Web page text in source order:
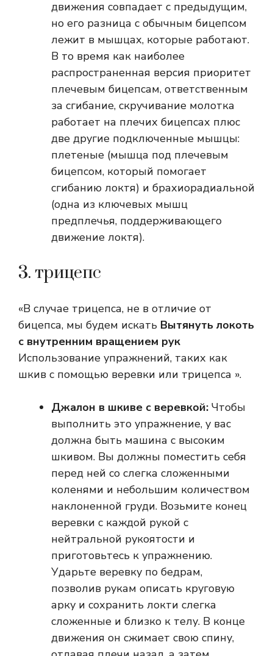
движения совпадает с предыдущим,
но его разница с обычным бицепсом
лежит в мышцах, которые работают.
В то время как наиболее
распространенная версия приоритет
плечевым бицепсам, ответственным
за сгибание, скручивание молотка
работает на плечих бицепсах плюс
две другие подключенные мышцы:
плетеные (мышца под плечевым
бицепсом, который помогает
сгибанию локтя) и брахиорадиальной
(одна из ключевых мышц
предплечья, поддерживающего
движение локтя).
3. трицепс
«В случае трицепса, не в отличие от
бицепса, мы будем искать Вытянуть локоть
с внутренним вращением рук
Использование упражнений, таких как
шкив с помощью веревки или трицепса ».
Джалон в шкиве с веревкой: Чтобы
выполнить это упражнение, у вас
должна быть машина с высоким
шкивом. Вы должны поместить себя
перед ней со слегка сложенными
коленями и небольшим количеством
наклоненной груди. Возьмите конец
веревки с каждой рукой с
нейтральной рукоятости и
приготовьтесь к упражнению.
Ударьте веревку по бедрам,
позволив рукам описать круговую
арку и сохранить локти слегка
сложенные и близко к телу. В конце
движения он сжимает свою спину,